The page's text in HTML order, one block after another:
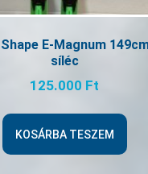
E-Magnum
síléc
125.000 Ft
KOSÁRBA TESZEM